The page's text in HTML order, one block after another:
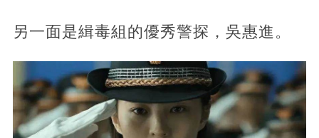
另一面是緝毒組的優秀警探，吳惠進。